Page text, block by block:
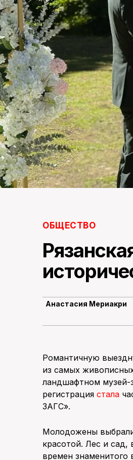
ОБЩЕСТВО
Анастасия Мериакри
Романтичную
из самых
ландшафтном музей-
регистрация стала
ЗАГС».
Молодожены
красотой. Лес и сад,
времен знаменитого